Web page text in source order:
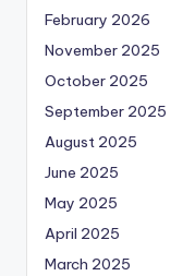
February 2026
November 2025
October 2025
September 2025
August 2025
June 2025
May 2025
April 2025
March 2025